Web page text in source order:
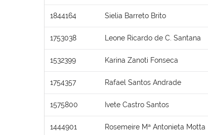
1844164 Sielia Barreto Brito
1753038 Leone Ricardo de C. Santana
1532399 Karina Zanoti Fonseca
1754357 Rafael Santos Andrade
1575800 Ivete Castro Santos
1444901 Rosemeire Mª Antonieta Motta